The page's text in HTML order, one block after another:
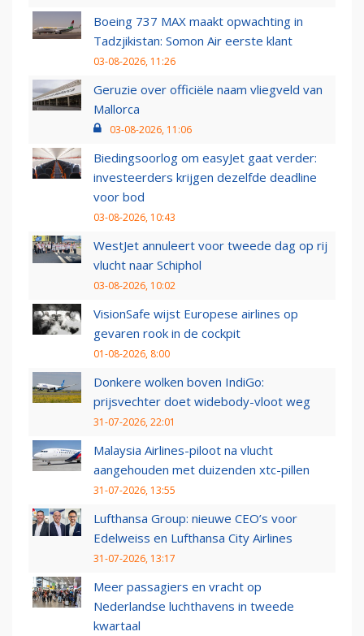
Boeing 737 MAX maakt opwachting in
Tadzjikistan: Somon Air eerste klant
03-08-2026, 11:26
Geruzie over officiële naam vliegveld van
Mallorca
03-08-2026, 11:06
Biedingsoorlog om easyJet gaat verder:
investeerders krijgen dezelfde deadline
voor bod
03-08-2026, 10:43
WestJet annuleert voor tweede dag op rij
vlucht naar Schiphol
03-08-2026, 10:02
VisionSafe wijst Europese airlines op
gevaren rook in de cockpit
01-08-2026, 8:00
Donkere wolken boven IndiGo:
prijsvechter doet widebody-vloot weg
31-07-2026, 22:01
Malaysia Airlines-piloot na vlucht
aangehouden met duizenden xtc-pillen
31-07-2026, 13:55
Lufthansa Group: nieuwe CEO’s voor
Edelweiss en Lufthansa City Airlines
31-07-2026, 13:17
Meer passagiers en vracht op
Nederlandse luchthavens in tweede
kwartaal